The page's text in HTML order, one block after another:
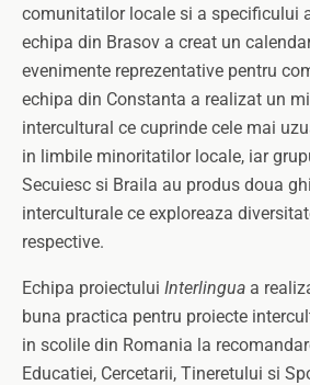
comunitatilor locale si a specificului
echipa din Brasov a creat un
evenimente reprezentative pentru
echipa din Constanta a realizat un
intercultural ce cuprinde cele mai
in limbile minoritatilor locale, iar
Secuiesc si Braila au produs doua
interculturale ce exploreaza
respective.
Echipa proiectului Interlingua a
buna practica pentru proiecte
in scolile din Romania la
Educatiei, Cercetarii, Tineretului si